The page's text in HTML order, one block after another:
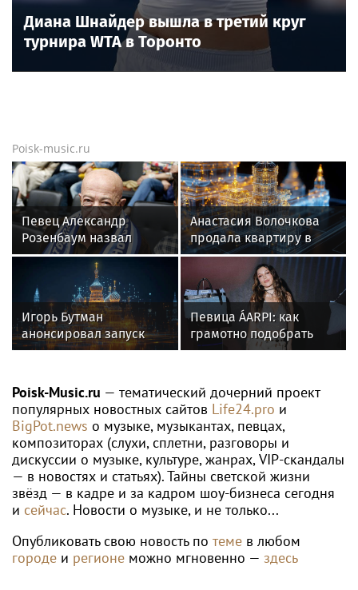
Диана Шнайдер вышла в третий круг
турнира WTA в Торонто
Poisk-music.ru
Певец Александр
Розенбаум назвал
Любовь Орлову
настоящей звездой
Анастасия Волочкова
продала квартиру в
Питере из-за суда с УК
Игорь Бутман
анонсировал запуск
первого джазового
Певица ÁARPI: как
грамотно подобрать
гардероб для
Poisk-Music.ru — тематический дочерний проект
популярных новостных сайтов Life24.pro и
BigPot.news о музыке, музыкантах, певцах,
композиторах (слухи, сплетни, разговоры и
дискуссии о музыке, культуре, жанрах, VIP-скандалы
— в новостях и статьях). Тайны светской жизни
звёзд — в кадре и за кадром шоу-бизнеса сегодня
и сейчас. Новости о музыке, и не только...
Опубликовать свою новость по теме в любом
городе и регионе можно мгновенно — здесь